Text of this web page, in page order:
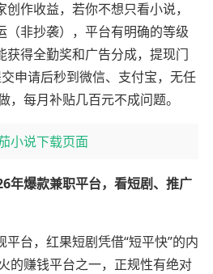
作收益，若你不想只看小说，
（非抄袭），平台有明确的等级
获得全勤奖和广告分成，提现门
申请后秒到微信、支付宝，无任
，每月补贴几百元不成问题。
小说下载页面
年爆款兼职平台，看短剧、推广
台，红果短剧凭借“短平快”的内
的赚钱平台之一，正规性有绝对